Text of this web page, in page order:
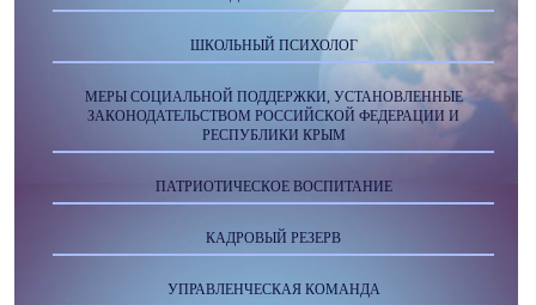
ШКОЛЬНЫЙ ПСИХОЛОГ
МЕРЫ СОЦИАЛЬНОЙ ПОДДЕРЖКИ, УСТАНОВЛЕННЫЕ
ЗАКОНОДАТЕЛЬСТВОМ РОССИЙСКОЙ ФЕДЕРАЦИИ И
РЕСПУБЛИКИ КРЫМ
ПАТРИОТИЧЕСКОЕ ВОСПИТАНИЕ
КАДРОВЫЙ РЕЗЕРВ
УПРАВЛЕНЧЕСКАЯ КОМАНДА